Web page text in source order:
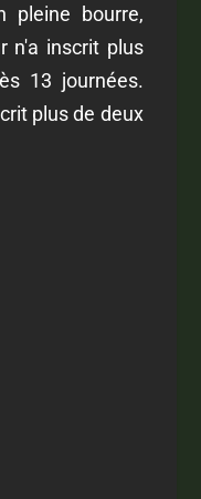
pleine bourre,
n'a inscrit plus
13 journées.
plus de deux